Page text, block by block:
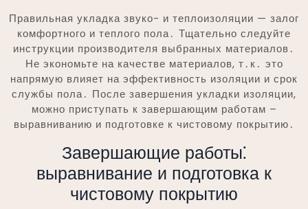
Правильная укладка звуко- и теплоизоляции — залог
комфортного и теплого пола․ Тщательно следуйте
инструкции производителя выбранных материалов․
Не экономьте на качестве материалов, т․к․ это
напрямую влияет на эффективность изоляции и срок
службы пола․ После завершения укладки изоляции,
можно приступать к завершающим работам –
выравниванию и подготовке к чистовому покрытию․
Завершающие работы⁚
выравнивание и подготовка к
чистовому покрытию